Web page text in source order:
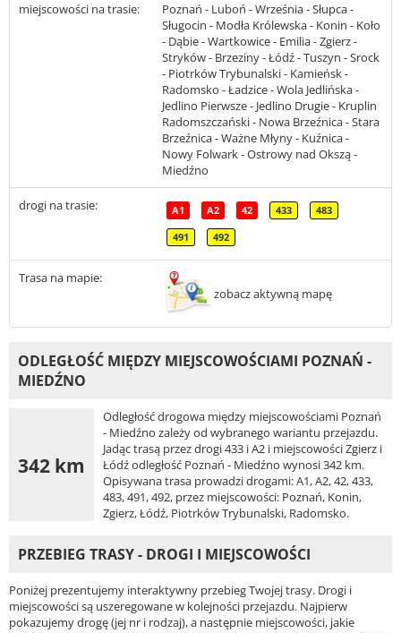
miejscowości na trasie:
Poznań - Luboń - Września - Słupca -
Sługocin - Modła Królewska - Konin - Koło
- Dąbie - Wartkowice - Emilia - Zgierz -
Stryków - Brzeziny - Łódź - Tuszyn - Srock
- Piotrków Trybunalski - Kamieńsk -
Radomsko - Ładzice - Wola Jedlińska -
Jedlino Pierwsze - Jedlino Drugie - Kruplin
Radomszczański - Nowa Brzeźnica - Stara
Brzeźnica - Ważne Młyny - Kuźnica -
Nowy Folwark - Ostrowy nad Okszą -
Miedźno
drogi na trasie: A1 A2 42 433 483
491 492
Trasa na mapie:
zobacz aktywną mapę
ODLEGŁOŚĆ MIĘDZY MIEJSCOWOŚCIAMI POZNAŃ -
MIEDŹNO
342 km
Odległość drogowa między miejscowościami Poznań
- Miedźno zależy od wybranego wariantu przejazdu.
Jadąc trasą przez drogi 433 i A2 i miejscowości Zgierz i
Łódź odległość Poznań - Miedźno wynosi 342 km.
Opisywana trasa prowadzi drogami: A1, A2, 42, 433,
483, 491, 492, przez miejscowości: Poznań, Konin,
Zgierz, Łódź, Piotrków Trybunalski, Radomsko.
PRZEBIEG TRASY - DROGI I MIEJSCOWOŚCI
Poniżej prezentujemy interaktywny przebieg Twojej trasy. Drogi i
miejscowości są uszeregowane w kolejności przejazdu. Najpierw
pokazujemy drogę (jej nr i rodzaj), a następnie miejscowości, jakie